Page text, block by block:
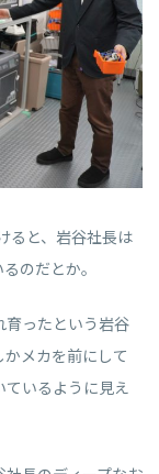
ると、岩谷社長は
のだとか。
育ったという岩谷
メカを前にして
いるように見え